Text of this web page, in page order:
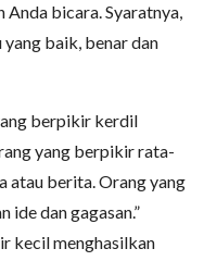
bicara. Syaratnya,
baik, benar dan
berpikir kerdil
yang berpikir rata-
atau berita. Orang yang
ide dan gagasan.”
kecil menghasilkan